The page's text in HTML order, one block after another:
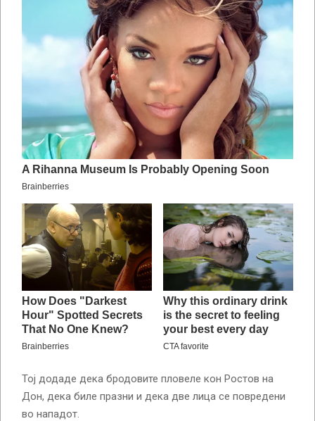
Тој додаде дека бродовите пловеле кон Ростов на
Дон, дека биле празни и дека две лица се повредени
во нападот.